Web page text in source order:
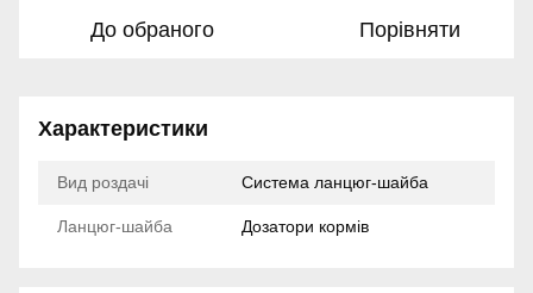
До обраного Порівняти
Характеристики
Вид роздачі Система ланцюг-шайба
Ланцюг-шайба Дозатори кормів